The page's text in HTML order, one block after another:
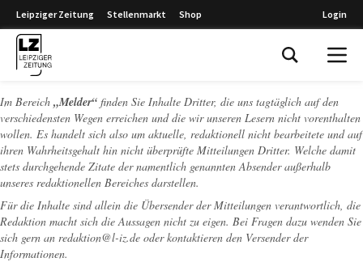
Leipziger Zeitung Stellenmarkt Shop Login
Im Bereich „Melder“ finden Sie Inhalte Dritter, die uns tagtäglich auf den
verschiedensten Wegen erreichen und die wir unseren Lesern nicht vorenthalten
wollen. Es handelt sich also um aktuelle, redaktionell nicht bearbeitete und auf
ihren Wahrheitsgehalt hin nicht überprüfte Mitteilungen Dritter. Welche damit
stets durchgehende Zitate der namentlich genannten Absender außerhalb
unseres redaktionellen Bereiches darstellen.
Für die Inhalte sind allein die Übersender der Mitteilungen verantwortlich, die
Redaktion macht sich die Aussagen nicht zu eigen. Bei Fragen dazu wenden Sie
sich gern an redaktion@l-iz.de oder kontaktieren den Versender der
Informationen.